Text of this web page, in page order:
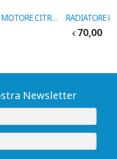
RADIATORE MOTORE CITROEN BERLINGO-RANCH COD.VALEO 732564
€ 70,00
Newsletter